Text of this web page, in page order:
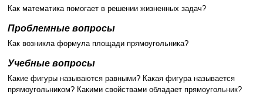
Как математика помогает в решении жизненных задач?
Проблемные вопросы
Как возникла формула площади прямоугольника?
Учебные вопросы
Какие фигуры называются равными? Какая фигура называется
прямоугольником? Какими свойствами обладает прямоугольник?